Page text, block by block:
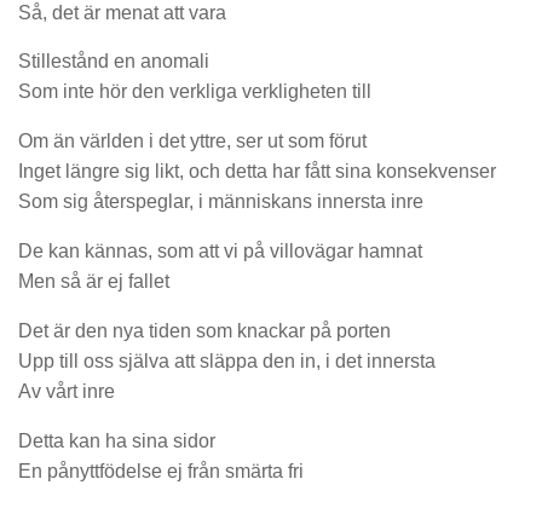
Så, det är menat att vara
Stillestånd en anomali
Som inte hör den verkliga verkligheten till
Om än världen i det yttre, ser ut som förut
Inget längre sig likt, och detta har fått sina konsekvenser
Som sig återspeglar, i människans innersta inre
De kan kännas, som att vi på villovägar hamnat
Men så är ej fallet
Det är den nya tiden som knackar på porten
Upp till oss själva att släppa den in, i det innersta
Av vårt inre
Detta kan ha sina sidor
En pånyttfödelse ej från smärta fri